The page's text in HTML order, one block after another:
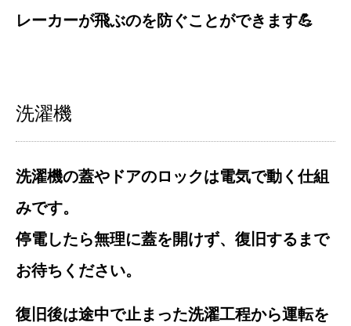
レーカーが飛ぶのを防ぐことができます💪
洗濯機
洗濯機の蓋やドアのロックは電気で動く仕組
みです。
停電したら無理に蓋を開けず、復旧するまで
お待ちください。
復旧後は途中で止まった洗濯工程から運転を